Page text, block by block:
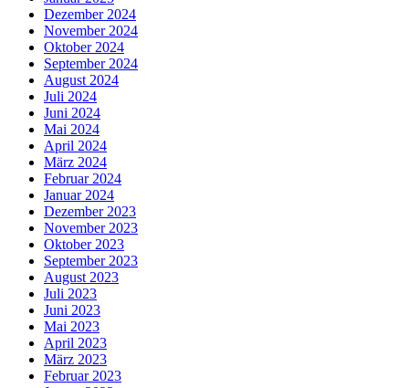
Dezember 2024
November 2024
Oktober 2024
September 2024
August 2024
Juli 2024
Juni 2024
Mai 2024
April 2024
März 2024
Februar 2024
Januar 2024
Dezember 2023
November 2023
Oktober 2023
September 2023
August 2023
Juli 2023
Juni 2023
Mai 2023
April 2023
März 2023
Februar 2023